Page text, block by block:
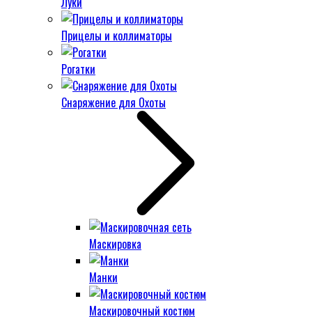
Прицелы и коллиматоры
Рогатки
Снаряжение для Охоты
Маскировка
Манки
Маскировочный костюм